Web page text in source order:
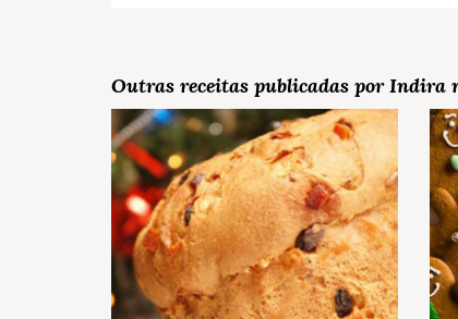
Outras receitas publicadas por Indira